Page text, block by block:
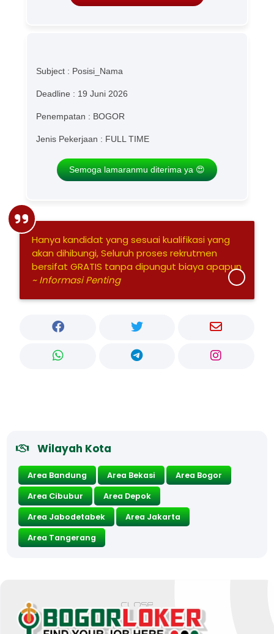
Subject : Posisi_Nama
Deadline : 19 Juni 2026
Penempatan : BOGOR
Jenis Pekerjaan : FULL TIME
Semoga lamaranmu diterima ya 😍
Hanya kandidat yang sesuai kualifikasi yang
akan dihibungi, Seluruh proses rekrutmen
bersifat GRATIS tanpa dipungut biaya apapun
~ Informasi Penting
Wilayah Kota
Area Bandung Area Bekasi
Area Bogor
Area Cibubur
Area Depok
Area Jabodetabek
Area Jakarta
Area Tangerang